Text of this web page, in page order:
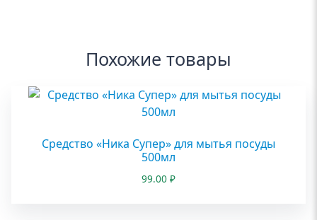
Похожие товары
Средство «Ника Супер» для мытья посуды
500мл
99.00 ₽